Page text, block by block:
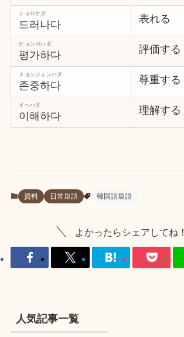
드러나다
トゥロナダ 表れる
평가하다
ピョンガハダ 評価する
존중하다
チョンジュンハダ 尊重する
이해하다
イヘハダ 理解する
資料 日常単語 韓国語単語
よかったらシェアしてね！
人気記事一覧